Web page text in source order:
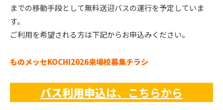
までの移動手段として無料送迎バスの運行を予定していま
す。
ご利用を希望される方は下記からお申込みください。
ものメッセKOCHI2026来場校募集チラシ
バス利用申込は、こちらから